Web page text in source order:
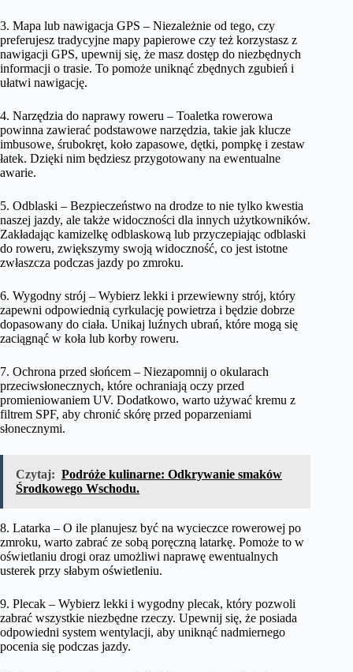
3. Mapa lub nawigacja GPS – Niezależnie od tego, czy
preferujesz tradycyjne mapy papierowe czy też korzystasz z
nawigacji GPS, upewnij się, że masz dostęp do niezbędnych
informacji o trasie. To pomoże uniknąć zbędnych zgubień i
ułatwi nawigację.
4. Narzędzia do naprawy roweru – Toaletka rowerowa
powinna zawierać podstawowe narzędzia, takie jak klucze
imbusowe, śrubokręt, koło zapasowe, dętki, pompkę i zestaw
łatek. Dzięki nim będziesz przygotowany na ewentualne
awarie.
5. Odblaski – Bezpieczeństwo na drodze to nie tylko kwestia
naszej jazdy, ale także widoczności dla innych użytkowników.
Zakładając kamizelkę odblaskową lub przyczepiając odblaski
do roweru, zwiększymy swoją widoczność, co jest istotne
zwłaszcza podczas jazdy po zmroku.
6. Wygodny strój – Wybierz lekki i przewiewny strój, który
zapewni odpowiednią cyrkulację powietrza i będzie dobrze
dopasowany do ciała. Unikaj luźnych ubrań, które mogą się
zaciągnąć w koła lub korby roweru.
7. Ochrona przed słońcem – Niezapomnij o okularach
przeciwsłonecznych, które ochraniają oczy przed
promieniowaniem UV. Dodatkowo, warto używać kremu z
filtrem SPF, aby chronić skórę przed poparzeniami
słonecznymi.
Czytaj: Podróże kulinarne: Odkrywanie smaków
Środkowego Wschodu.
8. Latarka – O ile planujesz być na wycieczce rowerowej po
zmroku, warto zabrać ze sobą poręczną latarkę. Pomoże to w
oświetlaniu drogi oraz umożliwi naprawę ewentualnych
usterek przy słabym oświetleniu.
9. Plecak – Wybierz lekki i wygodny plecak, który pozwoli
zabrać wszystkie niezbędne rzeczy. Upewnij się, że posiada
odpowiedni system wentylacji, aby uniknąć nadmiernego
pocenia się podczas jazdy.